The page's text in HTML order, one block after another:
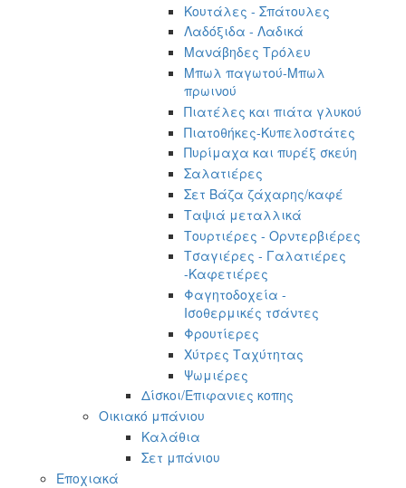
Κουτάλες - Σπάτουλες
Λαδόξιδα - Λαδικά
Μανάβηδες Τρόλευ
Μπωλ παγωτού-Μπωλ
πρωινού
Πιατέλες και πιάτα γλυκού
Πιατοθήκες-Κυπελοστάτες
Πυρίμαχα και πυρέξ σκεύη
Σαλατιέρες
Σετ Βάζα ζάχαρης/καφέ
Ταψιά μεταλλικά
Τουρτιέρες - Ορντερβιέρες
Τσαγιέρες - Γαλατιέρες
-Καφετιέρες
Φαγητοδοχεία -
Ισοθερμικές τσάντες
Φρουτίερες
Χύτρες Ταχύτητας
Ψωμιέρες
Δίσκοι/Επιφανιες κοπης
Οικιακό μπάνιου
Καλάθια
Σετ μπάνιου
Εποχιακά